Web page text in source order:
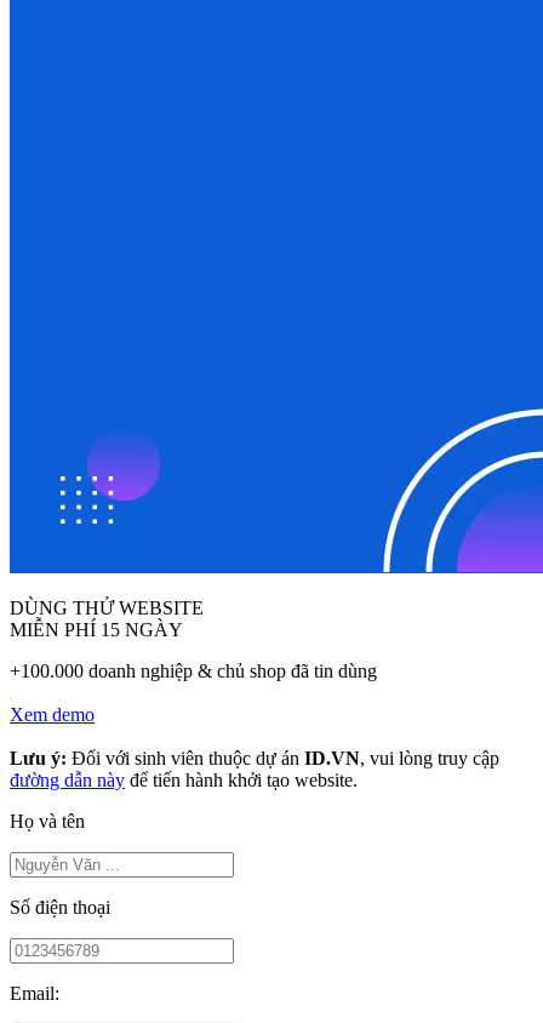
DÙNG THỬ WEBSITE
MIỄN PHÍ 15 NGÀY
+100.000 doanh nghiệp & chủ shop đã tin dùng
Xem demo
Lưu ý: Đối với sinh viên thuộc dự án ID.VN, vui lòng truy cập
đường dẫn này để tiến hành khởi tạo website.
Họ và tên
Số điện thoại
Email: